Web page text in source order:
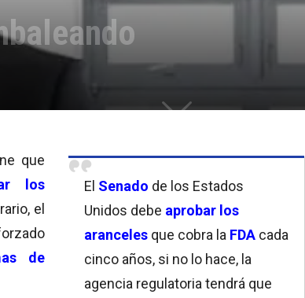
El Senado de los Estados
Unidos debe aprobar los
aranceles que cobra la FDA cada
cinco años, si no lo hace, la
agencia regulatoria tendrá que
que
los
el
de